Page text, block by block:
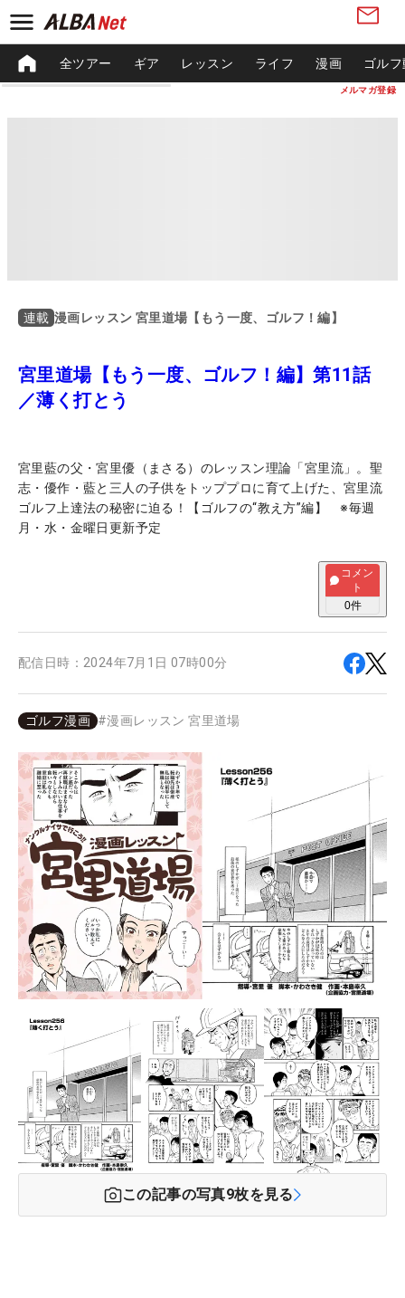
メルマガ登録
全ツアー ギア レッスン ライフ 漫画 ゴル
連載 漫画レッスン 宮里道場【もう一度、ゴルフ！編】
宮里道場【もう一度、ゴルフ！編】第11話
／薄く打とう
宮里藍の父・宮里優（まさる）のレッスン理論「宮里流」。聖
志・優作・藍と三人の子供をトッププロに育て上げた、宮里流
ゴルフ上達法の秘密に迫る！【ゴルフの“教え方”編】 ※毎週
月・水・金曜日更新予定
コメン
ト
0件
配信日時： 2024年7月1日 07時00分
ゴルフ漫画 #漫画レッスン 宮里道場
この記事の写真9枚を見る